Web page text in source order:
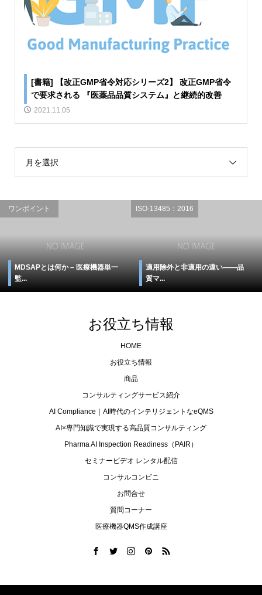
[書籍] 【改正GMP省令対応シリーズ2】 改正GMP省令
で要求される 『医薬品品質システム』と継続的改善
2021.11.05
月を選択
ワンポイント
MDSAPとは何か – 医療機器単一
監...
ISO-13485：2016
適用除外と非適用の違い――品
質マ...
お役立ち情報
HOME
お役立ち情報
商品
コンサルティングサービス紹介
AI Compliance｜AI時代のインテリジェントなeQMS
AI×専門知識で実現する高品質コンサルティング
Pharma AI Inspection Readiness（PAIR）
セミナービデオ レンタル配信
コンサルコンビニ
お問合せ
質問コーナー
医療機器QMS作成講座